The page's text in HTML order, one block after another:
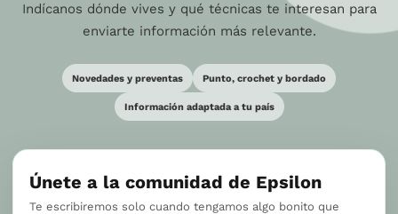
Indícanos dónde vives y qué técnicas te interesan para
enviarte información más relevante.
Novedades y preventas Punto, crochet y bordado
Información adaptada a tu país
Únete a la comunidad de Epsilon
Te escribiremos solo cuando tengamos algo bonito que